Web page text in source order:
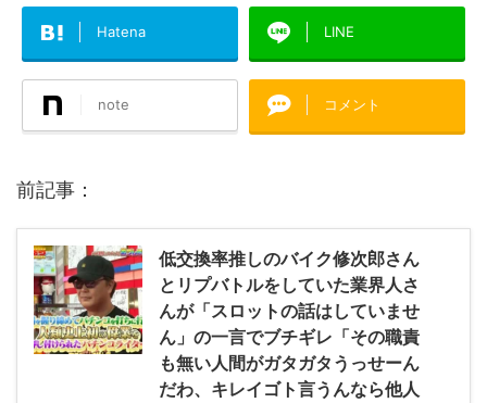
Hatena LINE
note コメント
前記事：
低交換率推しのバイク修次郎さん
とリプバトルをしていた業界人さ
んが「スロットの話はしていませ
ん」の一言でブチギレ「その職責
も無い人間がガタガタうっせーん
だわ、キレイゴト言うんなら他人